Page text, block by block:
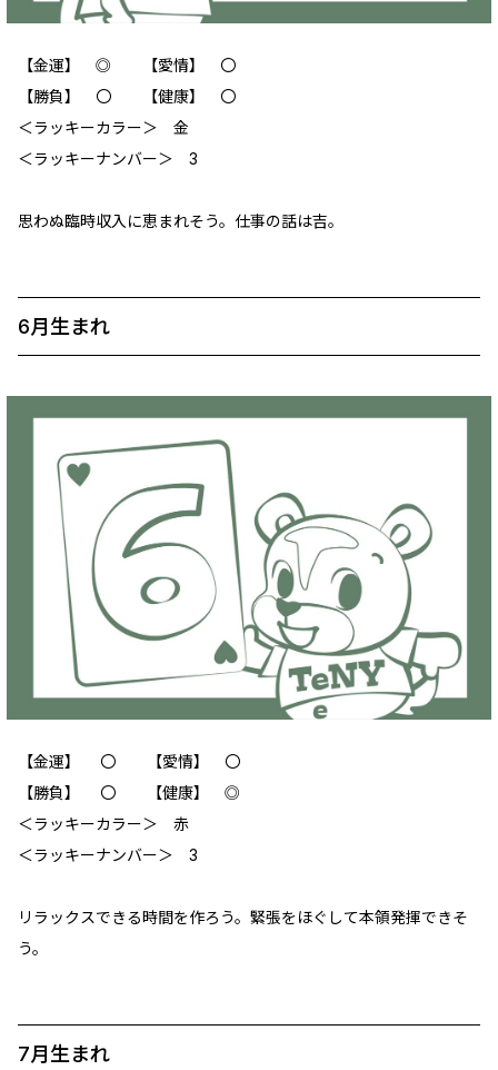
【金運】 ‪‪◎ 【愛情】 〇
【勝負】 〇 【健康】 〇
＜ラッキーカラー＞ 金
＜ラッキーナンバー＞ 3
思わぬ臨時収入に恵まれそう。仕事の話は吉。
6月生まれ
【金運】 〇 【愛情】 〇
【勝負】 〇 【健康】 ◎
＜ラッキーカラー＞ 赤
＜ラッキーナンバー＞ 3
リラックスできる時間を作ろう。緊張をほぐして本領発揮できそ
う。
7月生まれ